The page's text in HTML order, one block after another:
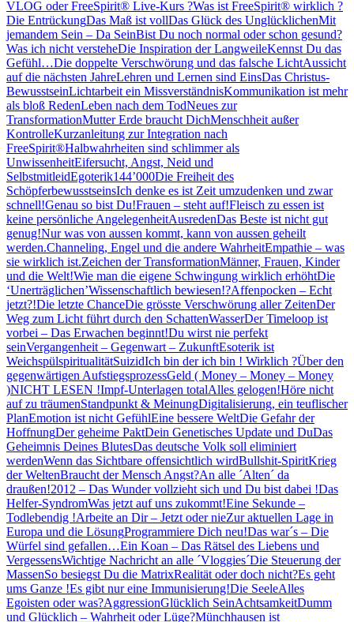
VLOG oder FreeSpirit® Live-Kurs ?Was ist FreeSpirit® wirklich ?
Die EntrückungDas Maß ist vollDas Glück des UnglücklichenMit
jemandem Sein – Da SeinBist Du noch normal oder schon gesund?
Was ich nicht versteheDie Inspiration der LangweileKennst Du das
Gefühl…Die doppelte Verschwörung und das falsche LichtAussicht
auf die nächsten JahreLehren und Lernen sind EinsDas Christus-
BewusstseinLichtarbeit ein MissverständnisKommunikation ist mehr
als bloß RedenLeben nach dem TodNeues zur
TransformationMutter Erde braucht DichMenschheit außer
KontrolleKurzanleitung zur Integration nach
FreeSpirit®Halbwahrheiten sind schlimmer als
UnwissenheitEifersucht, Angst, Neid und
SelbstmitleidEgoterik144’000Die Freiheit des
SchöpferbewusstseinsIch denke es ist Zeit umzudenken und zwar
schnell!Genau so bist Du!Frauen – steht auf!Fleisch zu essen ist
keine persönliche AngelegenheitAusredenDas Beste ist nicht gut
genug!Nur was von aussen kommt, kann von aussen geheilt
werden.Channeling, Engel und die andere WahrheitEmpathie – was
sie wirklich ist.Zeichen der TransformationMänner, Frauen, Kinder
und die Welt!Wie man die eigene Schwingung wirklich erhöhtDie
‘Unerträglichen’Wissenschaftlich bewiesen!?Affenpocken – Echt
jetzt?!Die letzte ChanceDie grösste Verschwörung aller ZeitenDer
Weg zum Licht führt durch den SchattenWasserDer Timeloop ist
vorbei – Das Erwachen beginnt!Du wirst nie perfekt
seinVergangenheit – Gegenwart – ZukunftEsoterik ist
WeichspülspiritualitätSuizidIch bin der ich bin ! Wirklich ?Über den
gegenwärtigen AufstiegsprozessGeld ( Money – Money – Money
)NICHT LESEN !Impf-Unterlagen totalAlles gelogen!Höre nicht
auf zu träumenStandpunkt & MeinungDigitalisierung, ein teuflischer
PlanEmotion ist nicht GefühlEine bessere WeltDie Gefahr der
HoffnungDer geheime PaktDein Genetisches Update und DuDas
Geheimnis Deines BlutesDas deutsche Volk soll eliminiert
werdenWenn das Sichtbare offensichtlich wirdBullshit-SpiritKrieg
der WeltenBraucht der Mensch Angst?An alle ´Alten´ da
draußen!2012 – Das Wunder vollzieht sich und Du bist dabei !Das
Helfer-SyndromWas jetzt auf uns zukommt!Eine Sekunde –
Todlebendig !Arbeite an Dir – Jetzt oder nieZur aktuellen Lage in
Europa und die LösungProgrammiere Dich neu!Das war´s – Die
Würfel sind gefallen…Ein Koan – Das Rätsel des Liebens und
VergessensWichtige Nachricht an alle ´Vloggies´Die Steuerung der
MassenSo besiegst Du die MatrixRealität oder doch nicht?Es geht
ums Ganze !Es gibt nur eine Immunisierung!Die SeeleAlles
Egoisten oder was?AggressionGlücklich SeinAchtsamkeitDumm
und Glücklich – Wahrheit oder Lüge?Münchhausen ist